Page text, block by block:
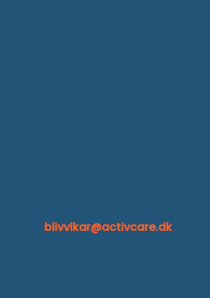
blivvikar@activcare.dk